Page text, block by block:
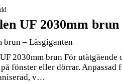
UF 2030mm brun
brun – Låsgiganten
2030mm brun För utåtgående
fönster eller dörrar. Anpassad
v…